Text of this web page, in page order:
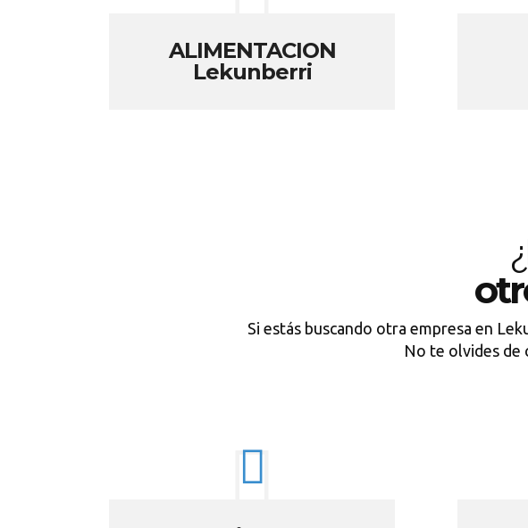
ALIMENTACION
Lekunberri
Si estás buscando otra empresa en
No te olvides de